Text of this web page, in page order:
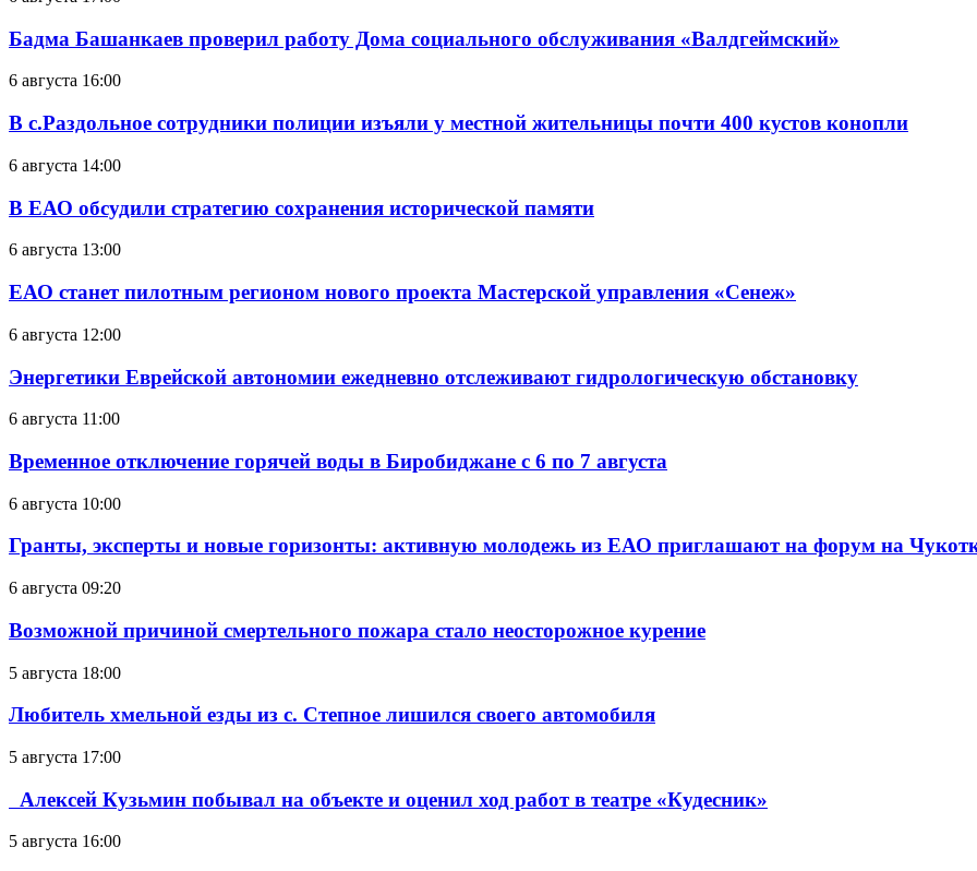
Бадма Башанкаев проверил работу Дома социального обслуживания «Валдгеймский»
6 августа 16:00
В с.Раздольное сотрудники полиции изъяли у местной жительницы почти 400 кустов конопли
6 августа 14:00
В ЕАО обсудили стратегию сохранения исторической памяти
6 августа 13:00
ЕАО станет пилотным регионом нового проекта Мастерской управления «Сенеж»
6 августа 12:00
Энергетики Еврейской автономии ежедневно отслеживают гидрологическую обстановку
6 августа 11:00
Временное отключение горячей воды в Биробиджане с 6 по 7 августа
6 августа 10:00
Гранты, эксперты и новые горизонты: активную молодежь из ЕАО приглашают на форум на
6 августа 09:20
Возможной причиной смертельного пожара стало неосторожное курение
5 августа 18:00
Любитель хмельной езды из с. Степное лишился своего автомобиля
5 августа 17:00
Алексей Кузьмин побывал на объекте и оценил ход работ в театре «Кудесник»
5 августа 16:00